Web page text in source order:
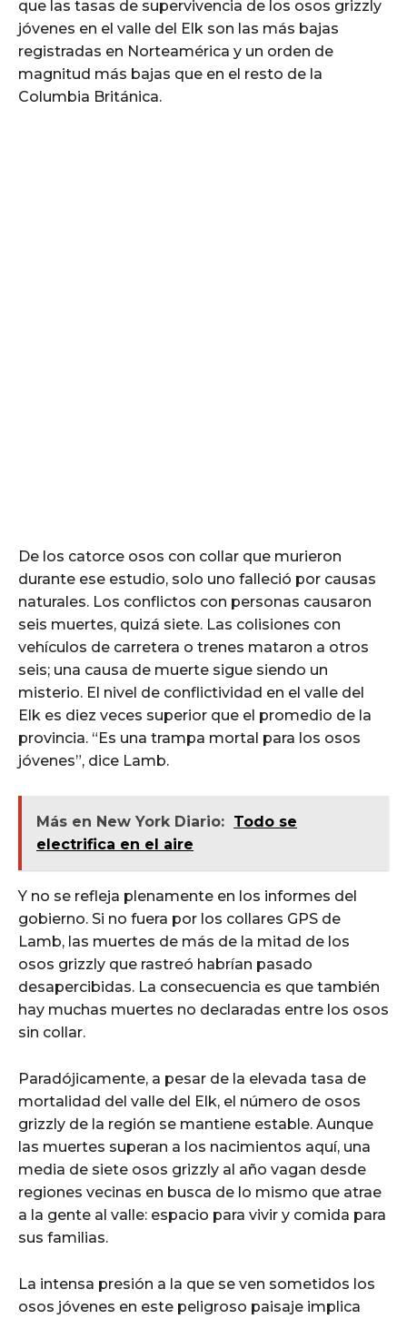
que las tasas de supervivencia de los osos grizzly
jóvenes en el valle del Elk son las más bajas
registradas en Norteamérica y un orden de
magnitud más bajas que en el resto de la
Columbia Británica.
De los catorce osos con collar que murieron
durante ese estudio, solo uno falleció por causas
naturales. Los conflictos con personas causaron
seis muertes, quizá siete. Las colisiones con
vehículos de carretera o trenes mataron a otros
seis; una causa de muerte sigue siendo un
misterio. El nivel de conflictividad en el valle del
Elk es diez veces superior que el promedio de la
provincia. “Es una trampa mortal para los osos
jóvenes”, dice Lamb.
Más en New York Diario: Todo se
electrifica en el aire
Y no se refleja plenamente en los informes del
gobierno. Si no fuera por los collares GPS de
Lamb, las muertes de más de la mitad de los
osos grizzly que rastreó habrían pasado
desapercibidas. La consecuencia es que también
hay muchas muertes no declaradas entre los osos
sin collar.
Paradójicamente, a pesar de la elevada tasa de
mortalidad del valle del Elk, el número de osos
grizzly de la región se mantiene estable. Aunque
las muertes superan a los nacimientos aquí, una
media de siete osos grizzly al año vagan desde
regiones vecinas en busca de lo mismo que atrae
a la gente al valle: espacio para vivir y comida para
sus familias.
La intensa presión a la que se ven sometidos los
osos jóvenes en este peligroso paisaje implica